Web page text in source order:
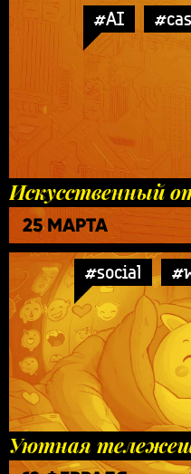
#AI
Искусственный
25 МАРТА
#social
Уютная